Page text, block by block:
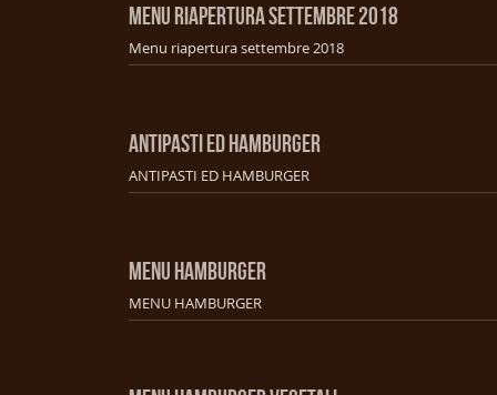
MENU RIAPERTURA SETTEMBRE 2018
Menu riapertura settembre 2018
ANTIPASTI ED HAMBURGER
ANTIPASTI ED HAMBURGER
MENU HAMBURGER
MENU HAMBURGER